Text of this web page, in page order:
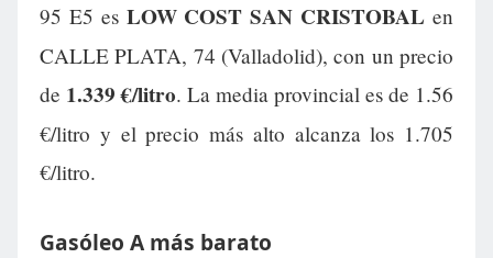
95 E5 es LOW COST SAN CRISTOBAL en
CALLE PLATA, 74 (Valladolid), con un precio
de 1.339 €/litro. La media provincial es de 1.56
€/litro y el precio más alto alcanza los 1.705
€/litro.
Gasóleo A más barato